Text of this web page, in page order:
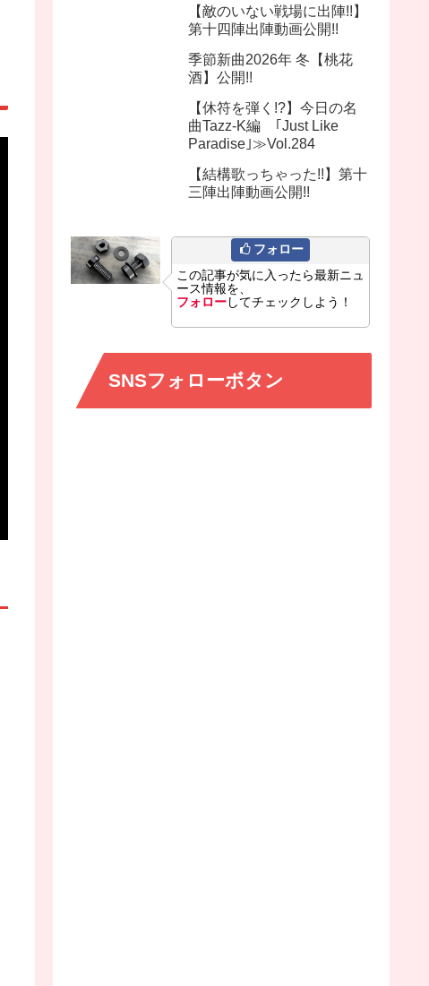
【敵のいない戦場に出陣!!】
第十四陣出陣動画公開!!
季節新曲2026年 冬【桃花
酒】公開!!
【休符を弾く!?】今日の名
曲Tazz-K編 ｢Just Like
Paradise｣≫Vol.284
【結構歌っちゃった!!】第十
三陣出陣動画公開!!
フォロー
この記事が気に入ったら最新ニュ
ース情報を、
フォローしてチェックしよう！
SNSフォローボタン